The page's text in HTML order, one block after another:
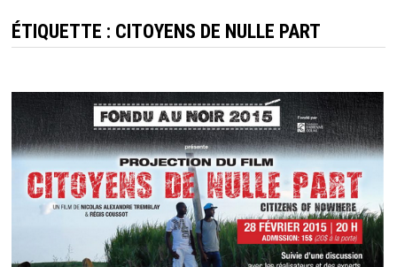
ÉTIQUETTE : CITOYENS DE NULLE PART